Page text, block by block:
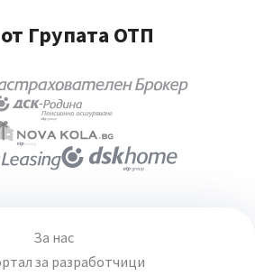
Групата ОТП
За нас
за разработчици